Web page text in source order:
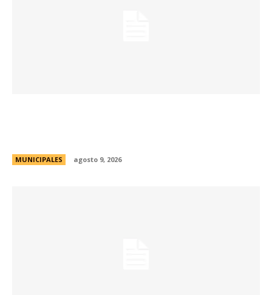
MUNICIPALES agosto 9, 2026